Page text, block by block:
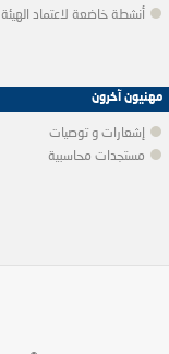
أنشطة خاضعة لاعتماد الهيئة
مهنيون آخرون
إشعارات و توصيات
مستجدات محاسبية